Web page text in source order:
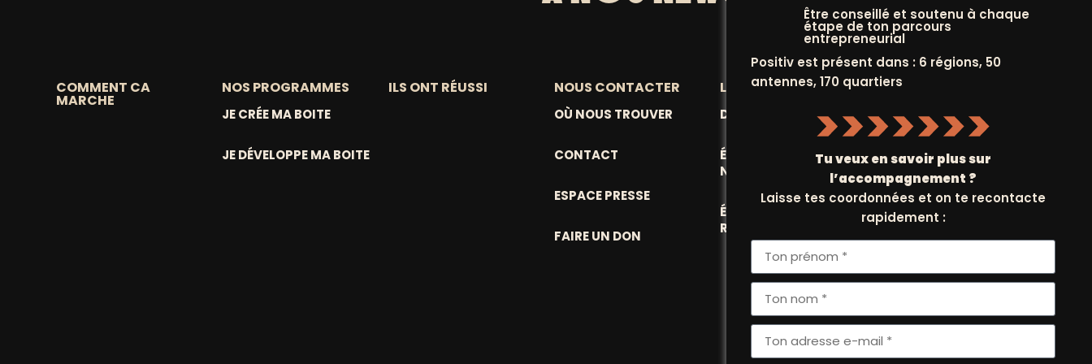
COMMENT CA
MARCHE
NOS PROGRAMMES
JE CRÉE MA BOITE
JE DÉVELOPPE MA BOITE
ILS ONT RÉUSSI NOUS CONTACTER
OÙ NOUS TROUVER
CONTACT
ESPACE PRESSE
FAIRE UN DON
L'ACTUALITÉ
DERNIÈRES ACTUS
ÉVÉNEMENTS
NATIONAUX
ÉVÉNEMENTS
RÉGIONNAUX
FAISSONS
HISTOIRE ET
MISSION ET IMPACT
NOS PARTENAIRES
Être conseillé et soutenu à chaque
étape de ton parcours
entrepreneurial
Positiv est présent dans : 6 régions, 50
antennes, 170 quartiers
Tu veux en savoir plus sur
l’accompagnement ?
Laisse tes coordonnées et on te recontacte
rapidement :